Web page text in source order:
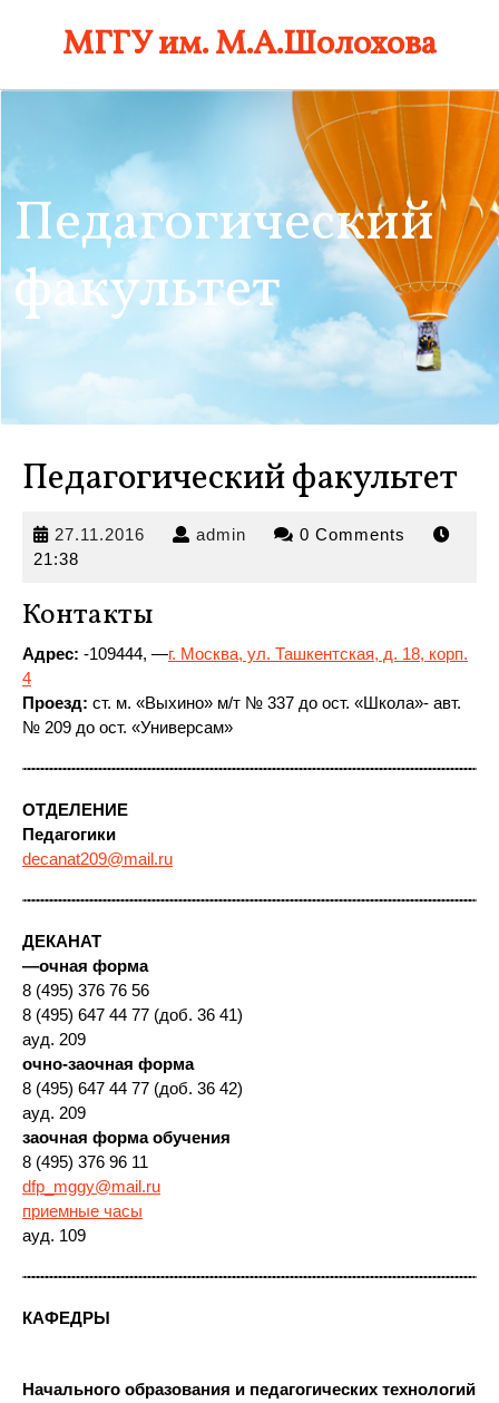
МГГУ им. М.А.Шолохова
Педагогический
факультет
Педагогический факультет
27.11.2016 27.11.2016
admin admin 0 Comments
21:38
Контакты
Адрес: -109444, —г. Москва, ул. Ташкентская, д. 18, корп.
4
Проезд: ст. м. «Выхино» м/т № 337 до ост. «Школа»- авт.
№ 209 до ост. «Универсам»
ОТДЕЛЕНИЕ
Педагогики
decanat209@mail.ru
ДЕКАНАТ
—очная форма
8 (495) 376 76 56
8 (495) 647 44 77 (доб. 36 41)
ауд. 209
очно-заочная форма
8 (495) 647 44 77 (доб. 36 42)
ауд. 209
заочная форма обучения
8 (495) 376 96 11
dfp_mggy@mail.ru
приемные часы
ауд. 109
КАФЕДРЫ
Начального образования и педагогических технологий